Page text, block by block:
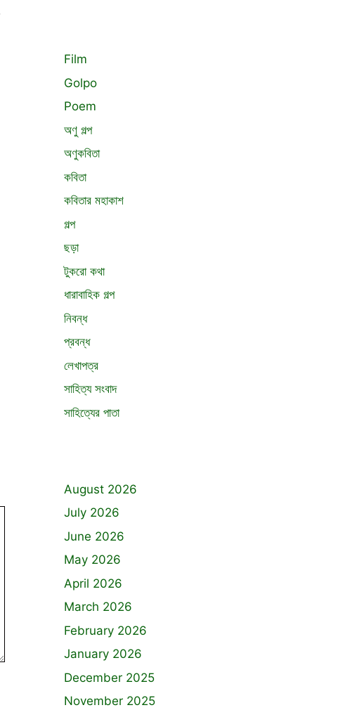
Film
Golpo
Poem
অণু গল্প
অণুকবিতা
কবিতা
কবিতার মহাকাশ
গল্প
ছড়া
টুকরো কথা
ধারাবাহিক গল্প
নিবন্ধ
প্রবন্ধ
লেখাপত্র
সাহিত্য সংবাদ
সাহিত্যের পাতা
August 2026
July 2026
June 2026
May 2026
April 2026
March 2026
February 2026
January 2026
December 2025
November 2025